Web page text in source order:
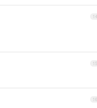
14
15
16